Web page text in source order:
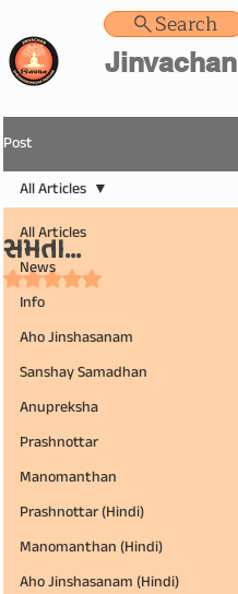
Jinvachan
Search
Post
All Articles
News
Info
Aho Jinshasanam
Sanshay Samadhan
Anupreksha
Prashnottar
Manomanthan
Prashnottar (Hindi)
Manomanthan (Hindi)
Aho Jinshasanam (Hindi)
All Articles
સમતા...
Rated NaN out of 5 stars.